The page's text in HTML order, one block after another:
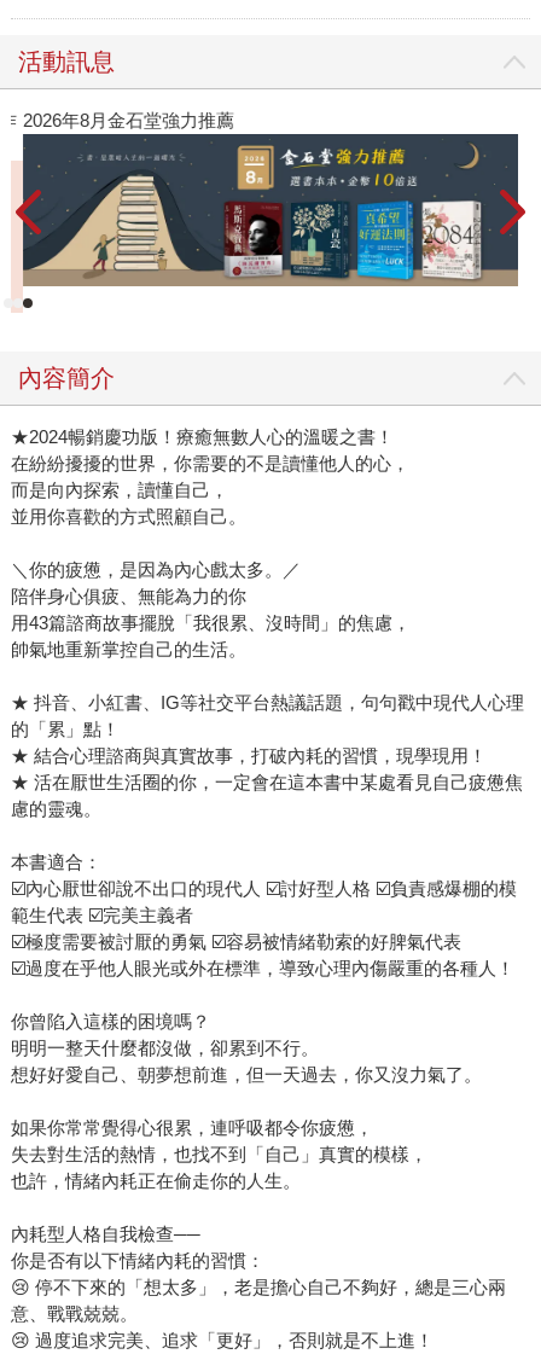
活動訊息
2026年8月金石堂強力推薦
內容簡介
★2024暢銷慶功版！療癒無數人心的溫暖之書！
在紛紛擾擾的世界，你需要的不是讀懂他人的心，
而是向內探索，讀懂自己，
並用你喜歡的方式照顧自己。
＼你的疲憊，是因為內心戲太多。／
陪伴身心俱疲、無能為力的你
用43篇諮商故事擺脫「我很累、沒時間」的焦慮，
帥氣地重新掌控自己的生活。
★ 抖音、小紅書、IG等社交平台熱議話題，句句戳中現代人心理
的「累」點！
★ 結合心理諮商與真實故事，打破內耗的習慣，現學現用！
★ 活在厭世生活圈的你，一定會在這本書中某處看見自己疲憊焦
慮的靈魂。
本書適合：
☑️內心厭世卻說不出口的現代人 ☑️討好型人格 ☑️負責感爆棚的模
範生代表 ☑️完美主義者
☑️極度需要被討厭的勇氣 ☑️容易被情緒勒索的好脾氣代表
☑️過度在乎他人眼光或外在標準，導致心理內傷嚴重的各種人！
你曾陷入這樣的困境嗎？
明明一整天什麼都沒做，卻累到不行。
想好好愛自己、朝夢想前進，但一天過去，你又沒力氣了。
如果你常常覺得心很累，連呼吸都令你疲憊，
失去對生活的熱情，也找不到「自己」真實的模樣，
也許，情緒內耗正在偷走你的人生。
內耗型人格自我檢查──
你是否有以下情緒內耗的習慣：
😢 停不下來的「想太多」，老是擔心自己不夠好，總是三心兩
意、戰戰兢兢。
😢 過度追求完美、追求「更好」，否則就是不上進！